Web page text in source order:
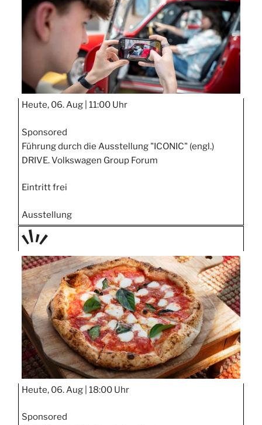
Heute, 06. Aug | 11:00 Uhr
Sponsored
Führung durch die Ausstellung "ICONIC" (engl.)
DRIVE. Volkswagen Group Forum
Eintritt frei
Ausstellung
TAGE
STIPP
Heute, 06. Aug | 18:00 Uhr
Sponsored